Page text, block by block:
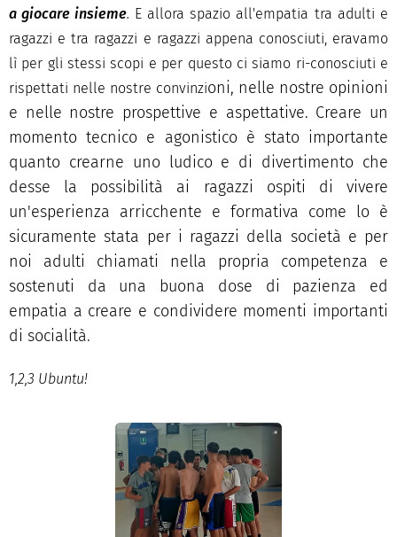
a giocare insieme. E allora spazio all'empatia tra adulti e
ragazzi e tra ragazzi e ragazzi appena conosciuti, eravamo
lì per gli stessi scopi e per questo ci siamo ri-conosciuti e
rispettati nelle nostre convinzioni, nelle nostre opinioni
e nelle nostre prospettive e aspettative. Creare un
momento tecnico e agonistico è stato importante
quanto crearne uno ludico e di divertimento che
desse la possibilità ai ragazzi ospiti di vivere
un'esperienza arricchente e formativa come lo è
sicuramente stata per i ragazzi della società e per
noi adulti chiamati nella propria competenza e
sostenuti da una buona dose di pazienza ed
empatia a creare e condividere momenti importanti
di socialità.
1,2,3 Ubuntu!